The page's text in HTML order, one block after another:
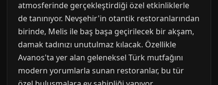
atmosferinde gerçekleştirdiği özel etkinliklerle
de tanınıyor. Nevşehir'in otantik restoranlarından
birinde, Melis ile baş başa geçirilecek bir akşam,
damak tadınızı unutulmaz kılacak. Özellikle
Avanos'ta yer alan geleneksel Türk mutfağını
modern yorumlarla sunan restoranlar, bu tür